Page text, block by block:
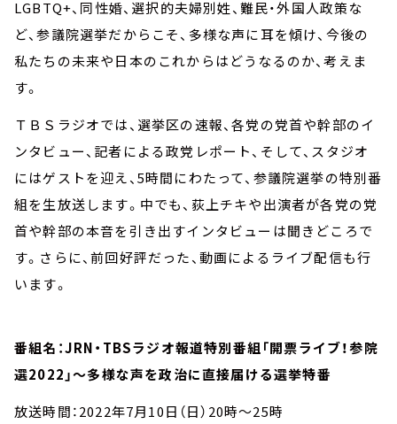
LGBTQ+、同性婚、選択的夫婦別姓、難民・外国人政策な
ど、参議院選挙だからこそ、多様な声に耳を傾け、今後の
私たちの未来や日本のこれからはどうなるのか、考えま
す。
ＴＢＳラジオでは、選挙区の速報、各党の党首や幹部のイ
ンタビュー、記者による政党レポート、そして、スタジオ
にはゲストを迎え、5時間にわたって、参議院選挙の特別番
組を生放送します。中でも、荻上チキや出演者が各党の党
首や幹部の本音を引き出すインタビューは聞きどころで
す。さらに、前回好評だった、動画によるライブ配信も行
います。
番組名：JRN・TBSラジオ報道特別番組「開票ライブ！参院
選2022」～多様な声を政治に直接届ける選挙特番
放送時間：2022年7月10日（日）20時～25時